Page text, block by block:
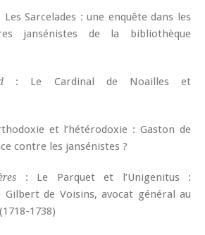
Sarcelades : une enquête dans les
jansénistes de la bibliothèque
: Le Cardinal de Noailles et
et l’hétérodoxie : Gaston de
contre les jansénistes ?
: Le Parquet et l’Unigenitus :
Gilbert de Voisins, avocat général au
1738)